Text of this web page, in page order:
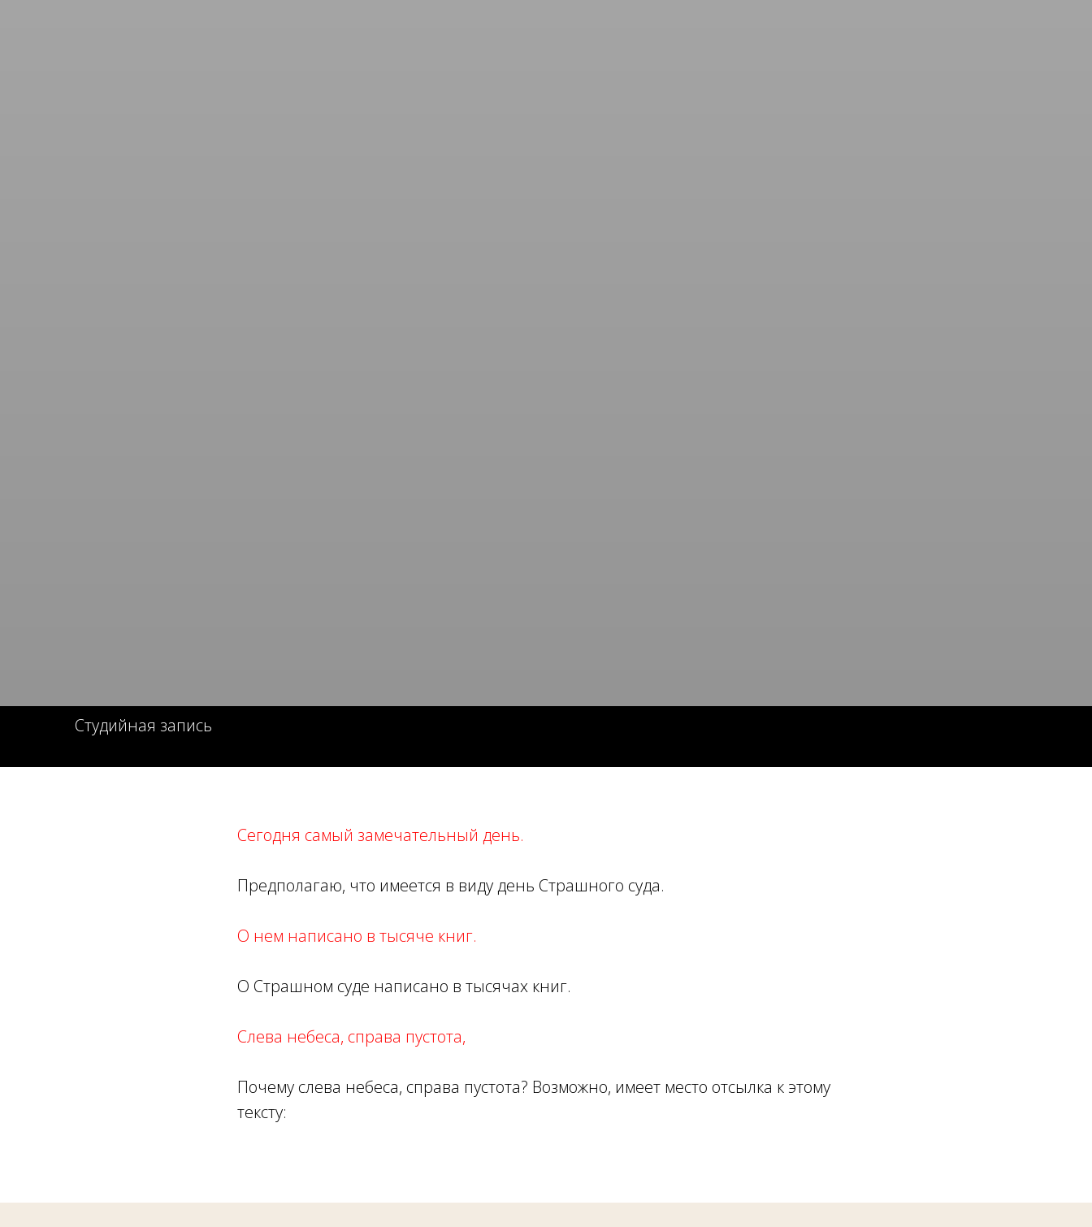
Студийная запись
Сегодня самый замечательный день.
Предполагаю, что имеется в виду день Страшного суда.
О нем написано в тысяче книг.
О Страшном суде написано в тысячах книг.
Слева небеса, справа пустота,
Почему слева небеса, справа пустота? Возможно, имеет место отсылка к этому
тексту: